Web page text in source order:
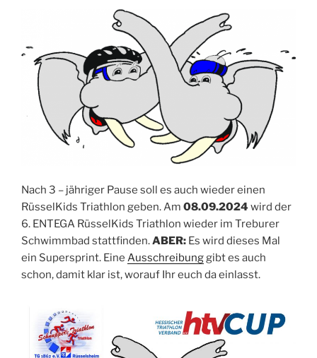
Nach 3 – jähriger Pause soll es auch wieder einen
RüsselKids Triathlon geben. Am 08.09.2024 wird der
6. ENTEGA RüsselKids Triathlon wieder im Treburer
Schwimmbad stattfinden.ABER: Es wird dieses Mal
ein Supersprint. Eine Ausschreibunggibt es auch
schon, damit klar ist, worauf Ihr euch da einlasst.